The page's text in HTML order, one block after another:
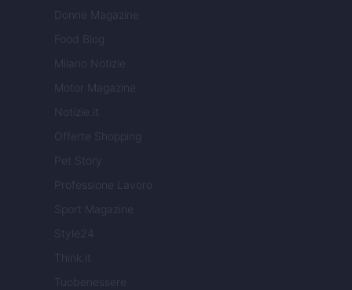
Donne Magazine
Food Blog
Milano Notizie
Motor Magazine
Notizie.it
Offerte Shopping
Pet Story
Professione Lavoro
Sport Magazine
Style24
Think.it
Tuobenessere